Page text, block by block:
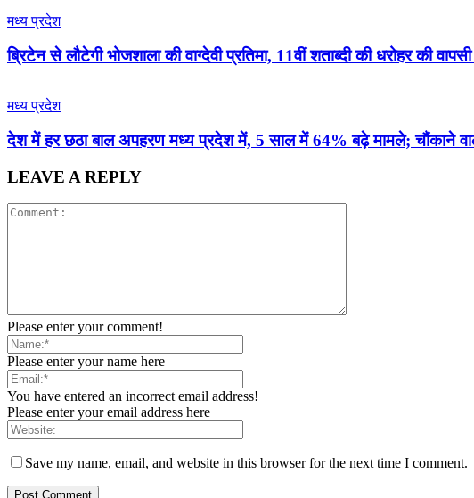
मध्य प्रदेश
ब्रिटेन से लौटेगी भोजशाला की वाग्देवी प्रतिमा, 11वीं शताब्दी की धरोहर की
मध्य प्रदेश
देश में हर छठा बाल अपहरण मध्य प्रदेश में, 5 साल में 64% बढ़े मामले; चौंकाने
LEAVE A REPLY
Please enter your comment!
Please enter your name here
You have entered an incorrect email address!
Please enter your email address here
Save my name, email, and website in this browser for the next time I comment.